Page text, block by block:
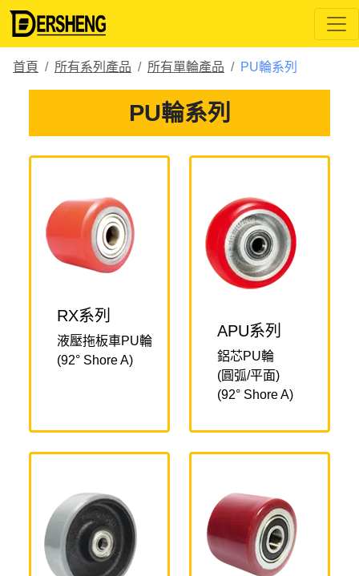
首頁 所有系列產品 所有單輪產品 PU輪系列
PU輪系列
RX系列
液壓拖板車PU輪
(92° Shore A)
APU系列
鋁芯PU輪
(圓弧/平面)
(92° Shore A)